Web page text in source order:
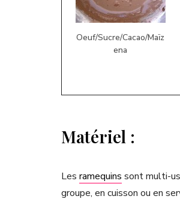
Oeuf/Sucre/Cacao/Maïz
ena
Matériel :
Les ramequins sont multi-
groupe, en cuisson ou en